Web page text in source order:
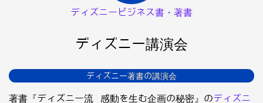
ディズニービジネス書・著書
ディズニー講演会
ディズニー著書の講演会
著書『ディズニー流 感動を生む企画の秘密』のディズニ